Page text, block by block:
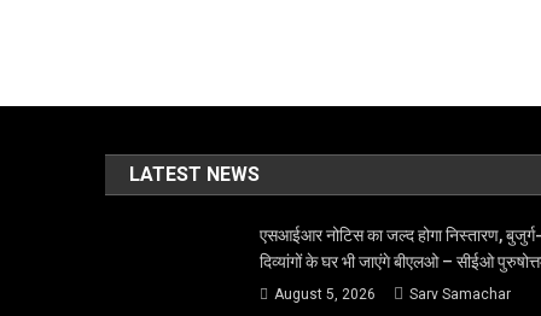
LATEST NEWS
एसआईआर नोटिस का जल्द होगा निस्तारण, बुजुर्ग-
दिव्यांगों के घर भी जाएंगे बीएलओ – सीईओ
August 5, 2026 Sarv Samachar